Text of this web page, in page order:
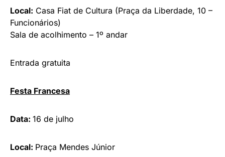
Local: Casa Fiat de Cultura (Praça da Liberdade, 10 –
Funcionários)
Sala de acolhimento – 1º andar
Entrada gratuita
Festa Francesa
Data: 16 de julho
Local: Praça Mendes Júnior